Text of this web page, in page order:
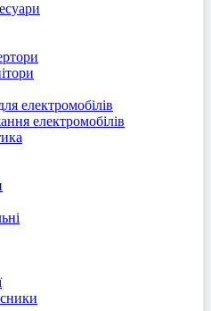
електромобілів
електромобілів